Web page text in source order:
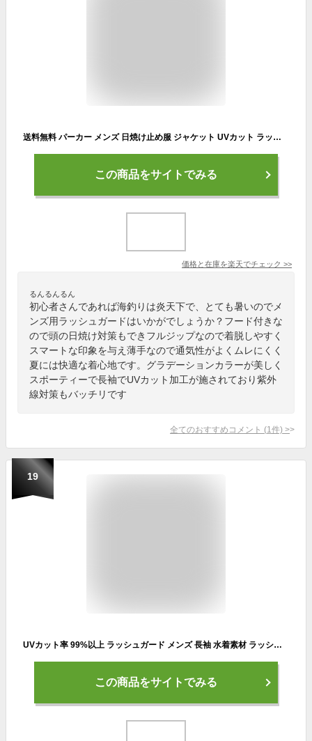
送料無料 パーカー メンズ 日焼け止め服 ジャケット UVカット ラッシュガード フード付き トップス アウター スポーツ カジュアル おしゃれ 長袖 薄手 軽量 旅行 釣り 春 夏 ファッション
この商品をサイトでみる
価格と在庫を楽天でチェック >>
るんるんるん
初心者さんであれば海釣りは炎天下で、とても暑いのでメ
ンズ用ラッシュガードはいかがでしょうか？フード付きな
ので頭の日焼け対策もできフルジップなので着脱しやすく
スマートな印象を与え薄手なので通気性がよくムレにくく
夏には快適な着心地です。グラデーションカラーが美しく
スポーティーで長袖でUVカット加工が施されており紫外
線対策もバッチリです
全てのおすすめコメント (1 件) >
19
UVカット率 99%以上 ラッシュガード メンズ 長袖 水着素材 ラッシュパーカー スタイリッシュ カジュアル シンプル スポーティー 水陸両用 お洒落 紫外線対策 日焼け対策 虫刺され カバーアップ ジム マリンスポーツ 夏 海 ビーチ プール 旅行 レジャー スポーツ ランニング
この商品をサイトでみる